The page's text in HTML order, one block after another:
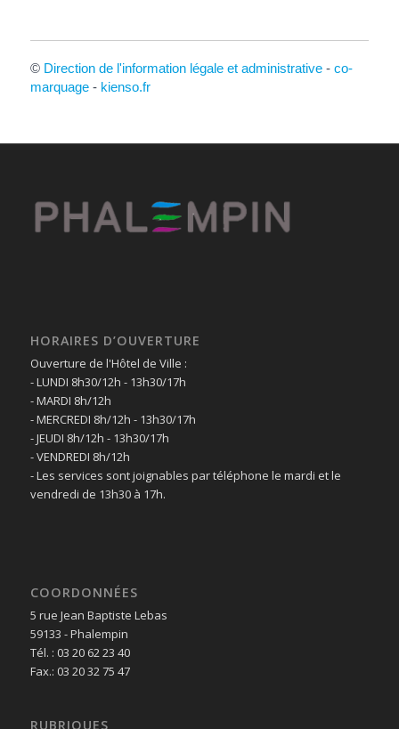
© Direction de l'information légale et administrative- co-
marquage- kienso.fr
HORAIRES D’OUVERTURE
Ouverture de l'Hôtel de Ville :
- LUNDI 8h30/12h - 13h30/17h
- MARDI 8h/12h
- MERCREDI 8h/12h - 13h30/17h
- JEUDI 8h/12h - 13h30/17h
- VENDREDI 8h/12h
- Les services sont joignables par téléphone le mardi et le
vendredi de 13h30 à 17h.
COORDONNÉES
5 rue Jean Baptiste Lebas
59133 - Phalempin
Tél. : 03 20 62 23 40
Fax.: 03 20 32 75 47
RUBRIQUES